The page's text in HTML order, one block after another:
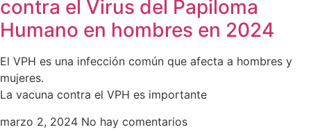
contra el Virus del Papiloma
Humano en hombres en 2024
El VPH es una infección común que afecta a hombres y
mujeres.
La vacuna contra el VPH es importante
marzo 2, 2024 No hay comentarios